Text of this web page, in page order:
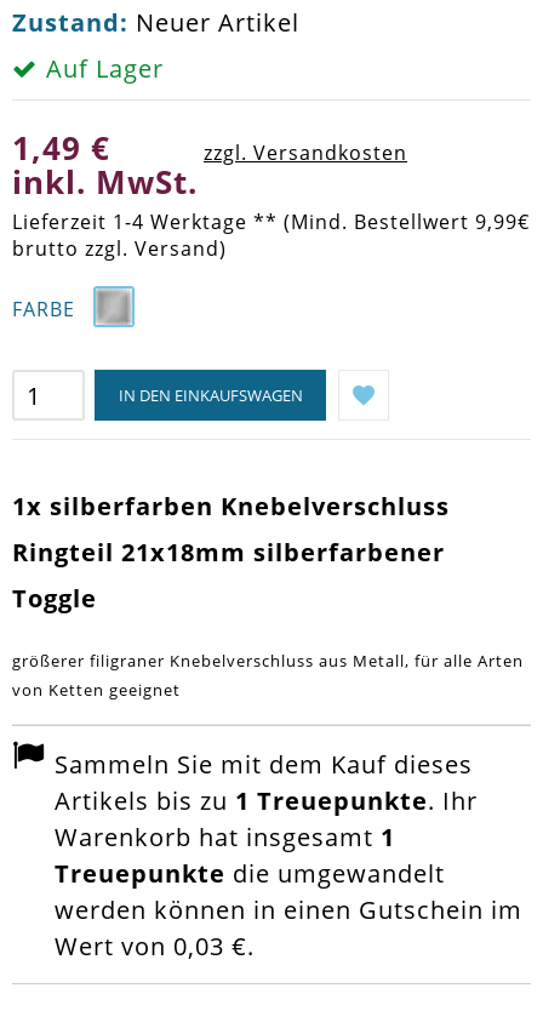
Zustand: Neuer Artikel
Auf Lager
1,49 €
inkl. MwSt.
zzgl. Versandkosten
Lieferzeit 1-4 Werktage ** (Mind. Bestellwert 9,99€
brutto zzgl. Versand)
FARBE
IN DEN EINKAUFSWAGEN
1x silberfarben Knebelverschluss
Ringteil 21x18mm silberfarbener
Toggle
größerer filigraner Knebelverschluss aus Metall, für alle Arten
von Ketten geeignet
Sammeln Sie mit dem Kauf dieses
Artikels bis zu 1 Treuepunkte. Ihr
Warenkorb hat insgesamt 1
Treuepunkte die umgewandelt
werden können in einen Gutschein im
Wert von 0,03 €.